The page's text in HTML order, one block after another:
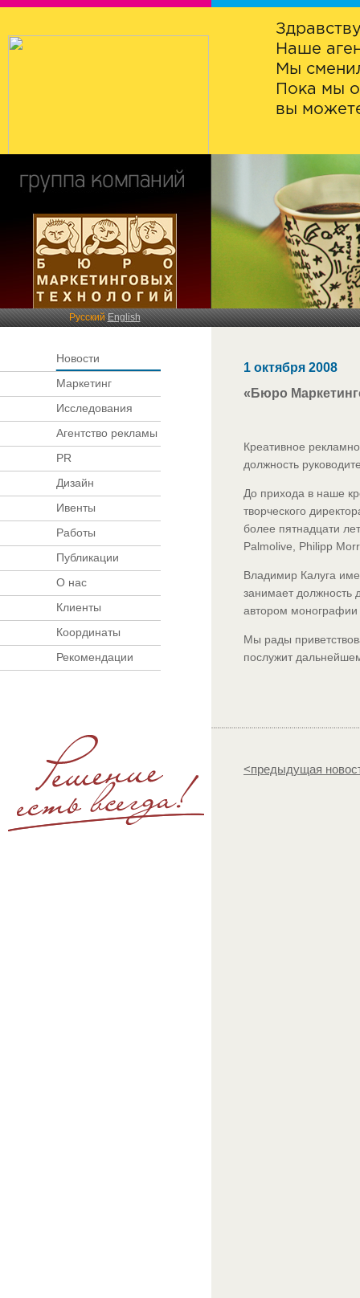
Наше
Мы
Пока мы
вы
РусскийEnglish
Новости
Маркетинг
Исследования
Агентство рекламы
PR
Дизайн
Ивенты
Работы
Публикации
О нас
Клиенты
Координаты
Рекомендации
1 октября 2008
«Бюро
Креативное
должность
До прихода в наше
творческого
более пятнадцати
Palmolive, Philipp
Владимир Калуга
занимает должность
автором монографии
Мы рады
послужит
<предыдущая